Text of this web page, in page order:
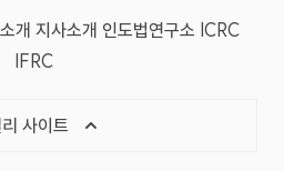
개 (새 창)
지사소개 (새 창)
인도법연구소 (새 창)
ICRC(국제
IFRC(국제적십자사연맹, 새 창)
사이트 목록 열기